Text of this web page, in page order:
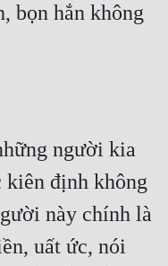
bọn hắn không
người kia
kiên định không
này chính là
uất ức, nói